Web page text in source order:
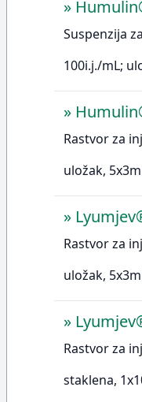
»
Suspenzija
100i.j./mL;
»
Rastvor za
uložak,
»
Rastvor za
uložak,
»
Rastvor za
staklena,